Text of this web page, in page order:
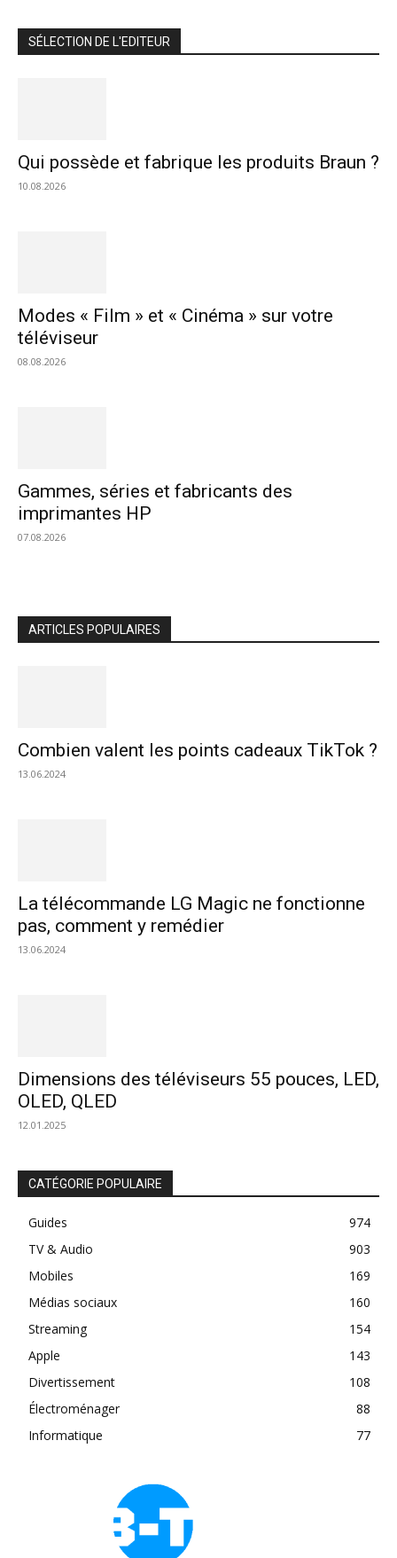
SÉLECTION DE L'EDITEUR
Qui possède et fabrique les produits Braun ?
10.08.2026
Modes « Film » et « Cinéma » sur votre
téléviseur
08.08.2026
Gammes, séries et fabricants des
imprimantes HP
07.08.2026
ARTICLES POPULAIRES
Combien valent les points cadeaux TikTok ?
13.06.2024
La télécommande LG Magic ne fonctionne
pas, comment y remédier
13.06.2024
Dimensions des téléviseurs 55 pouces, LED,
OLED, QLED
12.01.2025
CATÉGORIE POPULAIRE
Guides
974
TV & Audio
903
Mobiles
169
Médias sociaux
160
Streaming
154
Apple
143
Divertissement
108
Électroménager
88
Informatique
77